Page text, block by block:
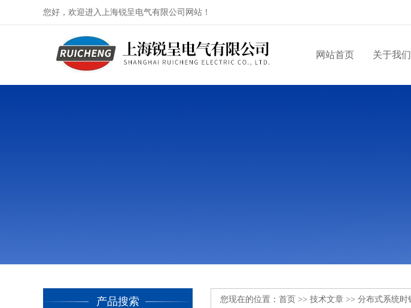
您好，欢迎进入上海锐呈电气有限公司网站！
网站首页 关于我们
产品搜索 您现在的位置： 首页 >> 技术文章 >> 分布式系统时